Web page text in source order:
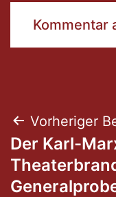
Vorheriger
Der Karl-